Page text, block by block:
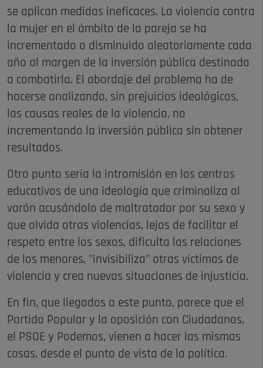
se aplican medidas ineficaces. La violencia contra
la mujer en el ámbito de la pareja se ha
incrementado o disminuido aleatoriamente cada
año al margen de la inversión pública destinada
a combatirla. El abordaje del problema ha de
hacerse analizando, sin prejuicios ideológicos,
las causas reales de la violencia, no
incrementando la inversión pública sin obtener
resultados.
Otro punto sería la intromisión en los centros
educativos de una ideología que criminaliza al
varón acusándolo de maltratador por su sexo y
que olvida otras violencias, lejos de facilitar el
respeto entre los sexos, dificulta las relaciones
de los menores, "invisibiliza" otras víctimas de
violencia y crea nuevas situaciones de injusticia.
En fin, que llegados a este punto, parece que el
Partido Popular y la oposición con Ciudadanos,
el PSOE y Podemos, vienen a hacer las mismas
cosas, desde el punto de vista de la política.